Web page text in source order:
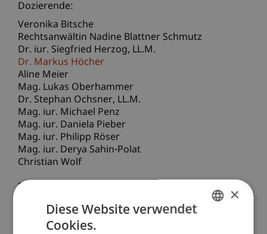
Dozierende:
Veronika Bitsche
Rechtsanwältin Nadine Blattner Schmutz
Dr. iur. Siegfried Herzog LL.M.
Dr. Markus Höcher
Aline Meier
Mag. Lukas Oberhammer
Dr. Stephan Ochsner LL.M.
Mag. iur. Michael Penz
Mag. iur. Daniela Pieber
Mag. iur. Philipp Röser
Mag. iur. Derya Sahin-Polat
Christian Wolf
School/Professur:
Bank- und Finanzmarktrecht
×
Diese Website verwendet
Cookies.